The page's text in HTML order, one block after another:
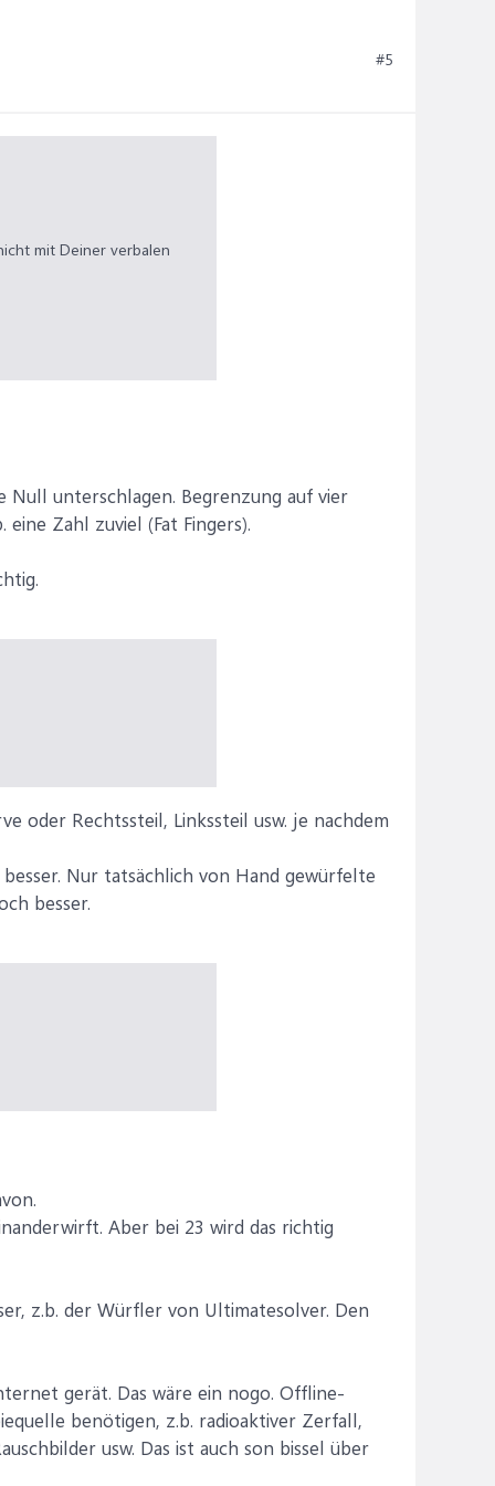
#5
mit Deiner verbalen
unterschlagen. Begrenzung auf vier
Zahl zuviel (Fat Fingers).
oder Rechtssteil, Linkssteil usw. je nachdem
Nur tatsächlich von Hand gewürfelte
besser.
Aber bei 23 wird das richtig
z.b. der Würfler von Ultimatesolver. Den
gerät. Das wäre ein nogo. Offline-
benötigen, z.b. radioaktiver Zerfall,
usw. Das ist auch son bissel über